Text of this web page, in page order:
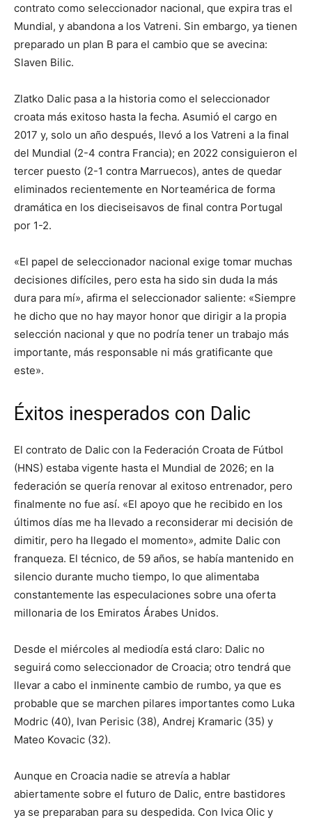
contrato como seleccionador nacional, que expira tras el
Mundial, y abandona a los Vatreni. Sin embargo, ya tienen
preparado un plan B para el cambio que se avecina:
Slaven Bilic.
Zlatko Dalic pasa a la historia como el seleccionador
croata más exitoso hasta la fecha. Asumió el cargo en
2017 y, solo un año después, llevó a los Vatreni a la final
del Mundial (2-4 contra Francia); en 2022 consiguieron el
tercer puesto (2-1 contra Marruecos), antes de quedar
eliminados recientemente en Norteamérica de forma
dramática en los dieciseisavos de final contra Portugal
por 1-2.
«El papel de seleccionador nacional exige tomar muchas
decisiones difíciles, pero esta ha sido sin duda la más
dura para mí», afirma el seleccionador saliente: «Siempre
he dicho que no hay mayor honor que dirigir a la propia
selección nacional y que no podría tener un trabajo más
importante, más responsable ni más gratificante que
este».
Éxitos inesperados con Dalic
El contrato de Dalic con la Federación Croata de Fútbol
(HNS) estaba vigente hasta el Mundial de 2026; en la
federación se quería renovar al exitoso entrenador, pero
finalmente no fue así. «El apoyo que he recibido en los
últimos días me ha llevado a reconsiderar mi decisión de
dimitir, pero ha llegado el momento», admite Dalic con
franqueza. El técnico, de 59 años, se había mantenido en
silencio durante mucho tiempo, lo que alimentaba
constantemente las especulaciones sobre una oferta
millonaria de los Emiratos Árabes Unidos.
Desde el miércoles al mediodía está claro: Dalic no
seguirá como seleccionador de Croacia; otro tendrá que
llevar a cabo el inminente cambio de rumbo, ya que es
probable que se marchen pilares importantes como Luka
Modric (40), Ivan Perisic (38), Andrej Kramaric (35) y
Mateo Kovacic (32).
Aunque en Croacia nadie se atrevía a hablar
abiertamente sobre el futuro de Dalic, entre bastidores
ya se preparaban para su despedida. Con Ivica Olic y